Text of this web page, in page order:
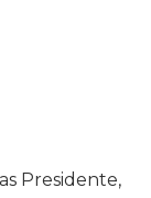
Presidente,